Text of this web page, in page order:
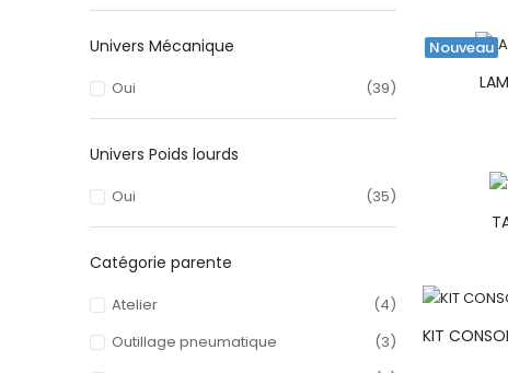
Univers Mécanique
Oui (39)
Univers Poids lourds
Oui (35)
Catégorie parente
Atelier
(4)
Outillage pneumatique
(3)
Nouveau
KIT